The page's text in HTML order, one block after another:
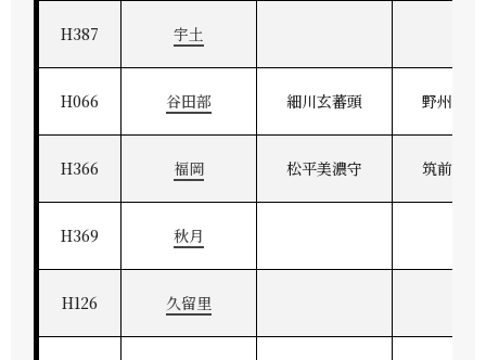
H387 宇土
H066 谷田部 細川玄蕃頭 野州茂木
H366 福岡 松平美濃守 筑前福岡
H369 秋月
H126 久留里